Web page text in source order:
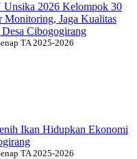
2026 Kelompok 30
Monitoring, Jaga Kualitas
Cibogogirang
TA 2025-2026
Ikan Hidupkan Ekonomi
TA 2025-2026